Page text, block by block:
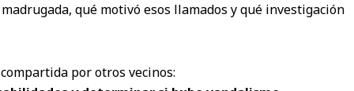
qué motivó esos llamados y qué investigación
por otros vecinos: